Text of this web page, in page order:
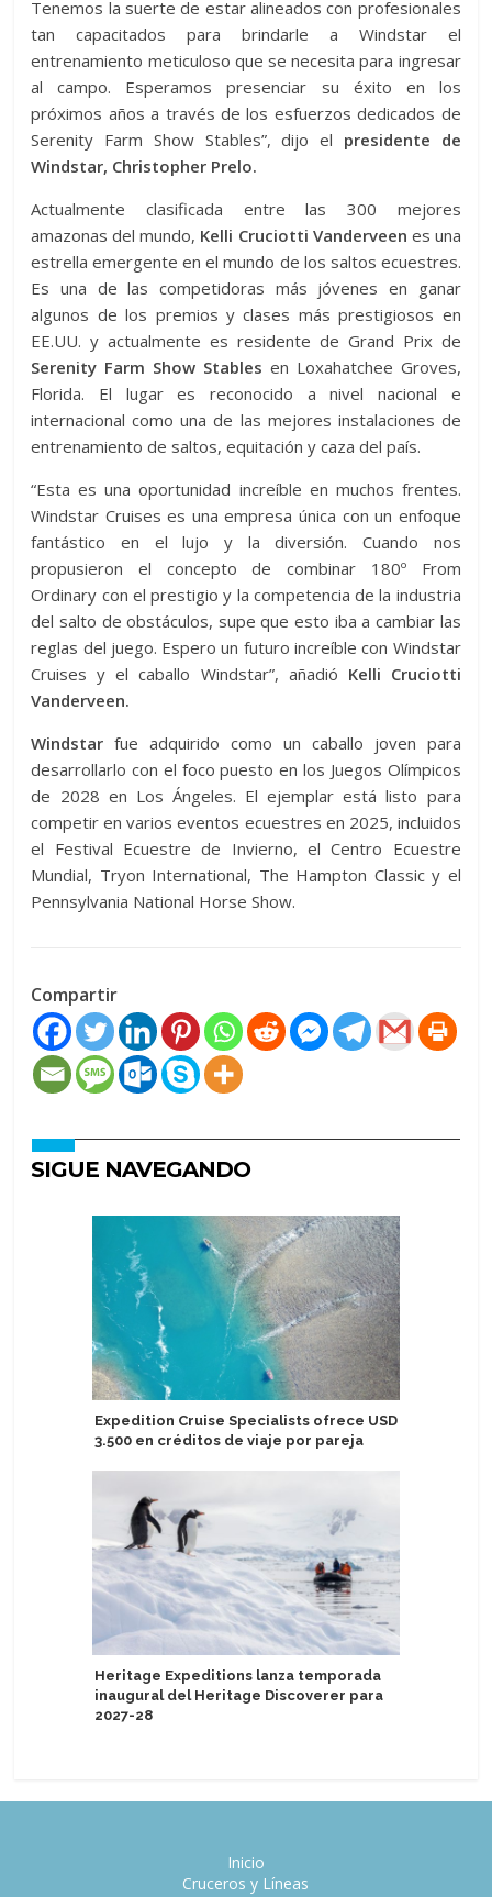
Tenemos la suerte de estar alineados con profesionales
tan capacitados para brindarle a Windstar el
entrenamiento meticuloso que se necesita para ingresar
al campo. Esperamos presenciar su éxito en los
próximos años a través de los esfuerzos dedicados de
Serenity Farm Show Stables”, dijo el presidente de
Windstar, Christopher Prelo.
Actualmente clasificada entre las 300 mejores
amazonas del mundo, Kelli Cruciotti Vanderveen es una
estrella emergente en el mundo de los saltos ecuestres.
Es una de las competidoras más jóvenes en ganar
algunos de los premios y clases más prestigiosos en
EE.UU. y actualmente es residente de Grand Prix de
Serenity Farm Show Stables en Loxahatchee Groves,
Florida. El lugar es reconocido a nivel nacional e
internacional como una de las mejores instalaciones de
entrenamiento de saltos, equitación y caza del país.
“Esta es una oportunidad increíble en muchos frentes.
Windstar Cruises es una empresa única con un enfoque
fantástico en el lujo y la diversión. Cuando nos
propusieron el concepto de combinar 180º From
Ordinary con el prestigio y la competencia de la industria
del salto de obstáculos, supe que esto iba a cambiar las
reglas del juego. Espero un futuro increíble con Windstar
Cruises y el caballo Windstar”, añadió Kelli Cruciotti
Vanderveen.
Windstar fue adquirido como un caballo joven para
desarrollarlo con el foco puesto en los Juegos Olímpicos
de 2028 en Los Ángeles. El ejemplar está listo para
competir en varios eventos ecuestres en 2025, incluidos
el Festival Ecuestre de Invierno, el Centro Ecuestre
Mundial, Tryon International, The Hampton Classic y el
Pennsylvania National Horse Show.
Compartir
SIGUE NAVEGANDO
Expedition Cruise Specialists ofrece USD
3.500 en créditos de viaje por pareja
Heritage Expeditions lanza temporada
inaugural del Heritage Discoverer para
2027-28
Inicio
Cruceros y Líneas